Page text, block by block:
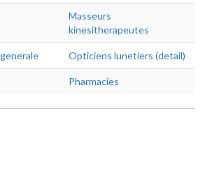
Masseurs
kinesitherapeutes
Opticiens lunetiers (detail)
Pharmacies